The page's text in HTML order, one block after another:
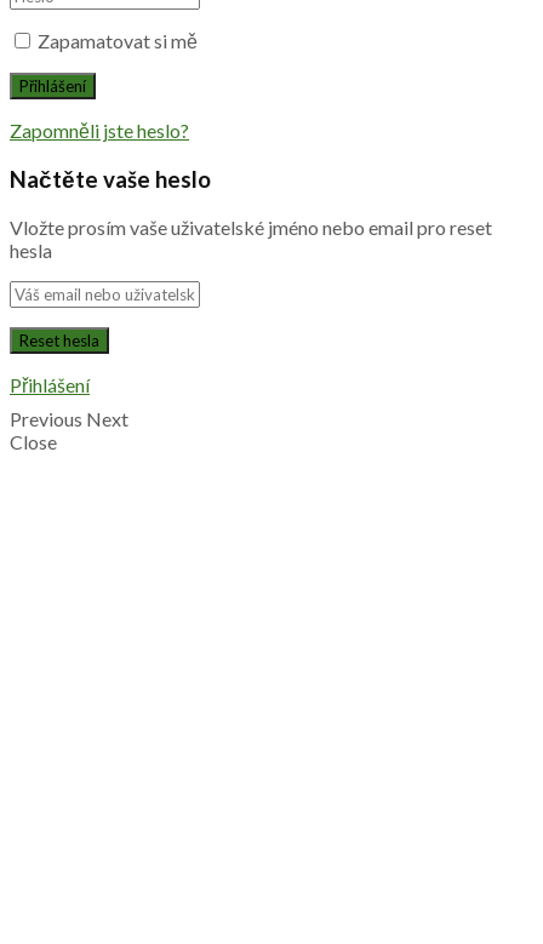
Zapamatovat si mě
Zapomněli jste heslo?
Načtěte vaše heslo
Vložte prosím vaše uživatelské jméno nebo email pro reset
hesla
Přihlášení
Previous Next
Close